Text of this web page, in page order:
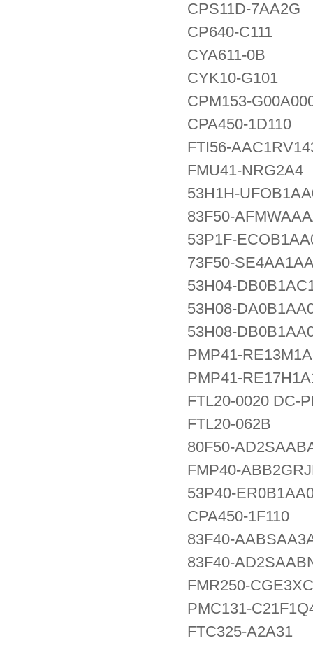
CPS11D-7AA2G
CP640-C111
CYA611-0B
CYK10-G101
CPM153-
CPA450-1D110
FTI56-
FMU41-NRG2A4
53H1H-
83F50-
53P1F-
73F50-
53H04-
53H08-
53H08-
PMP41-
PMP41-
FTL20-0020 DC-
FTL20-062B
80F50-
FMP40-
53P40-
CPA450-1F110
83F40-
83F40-
FMR250-
PMC131-
FTC325-A2A31